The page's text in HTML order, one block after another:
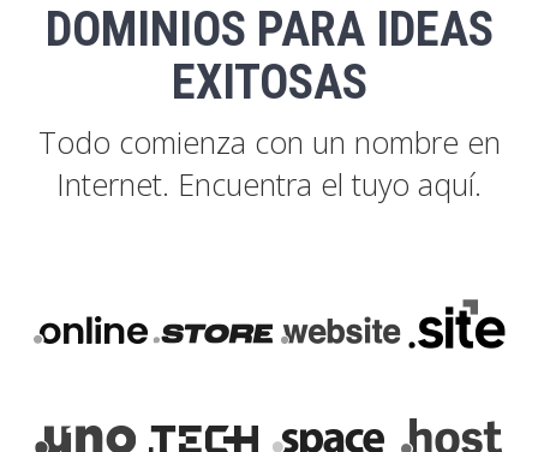
DOMINIOS PARA IDEAS
EXITOSAS
Todo comienza con un nombre en
Internet. Encuentra el tuyo aquí.